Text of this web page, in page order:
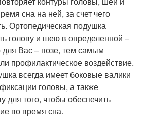
сна на ней, за счет чего
Ортопедическая подушка
голову и шею в определенной –
Вас – позе, тем самым
профилактическое воздействие.
всегда имеет боковые валики
головы, а также
для того, чтобы обеспечить
во время сна.